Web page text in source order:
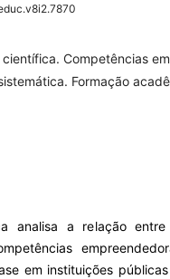
científica. Competências
Formação
analisa a relação
em instituições